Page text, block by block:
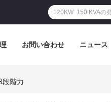
お問い合わせ ニュース
段階力